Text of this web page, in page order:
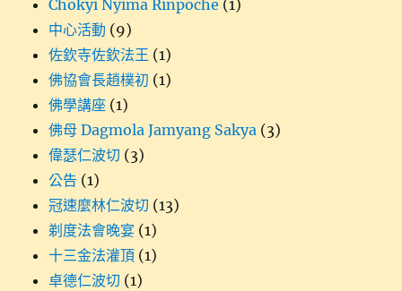
Chokyi Nyima Rinpoche (1)
中心活動 (9)
佐欽寺佐欽法王 (1)
佛協會長趙樸初 (1)
佛學講座 (1)
佛母 Dagmola Jamyang Sakya (3)
偉瑟仁波切 (3)
公告 (1)
冠速麼林仁波切 (13)
剃度法會晚宴 (1)
十三金法灌頂 (1)
卓德仁波切 (1)